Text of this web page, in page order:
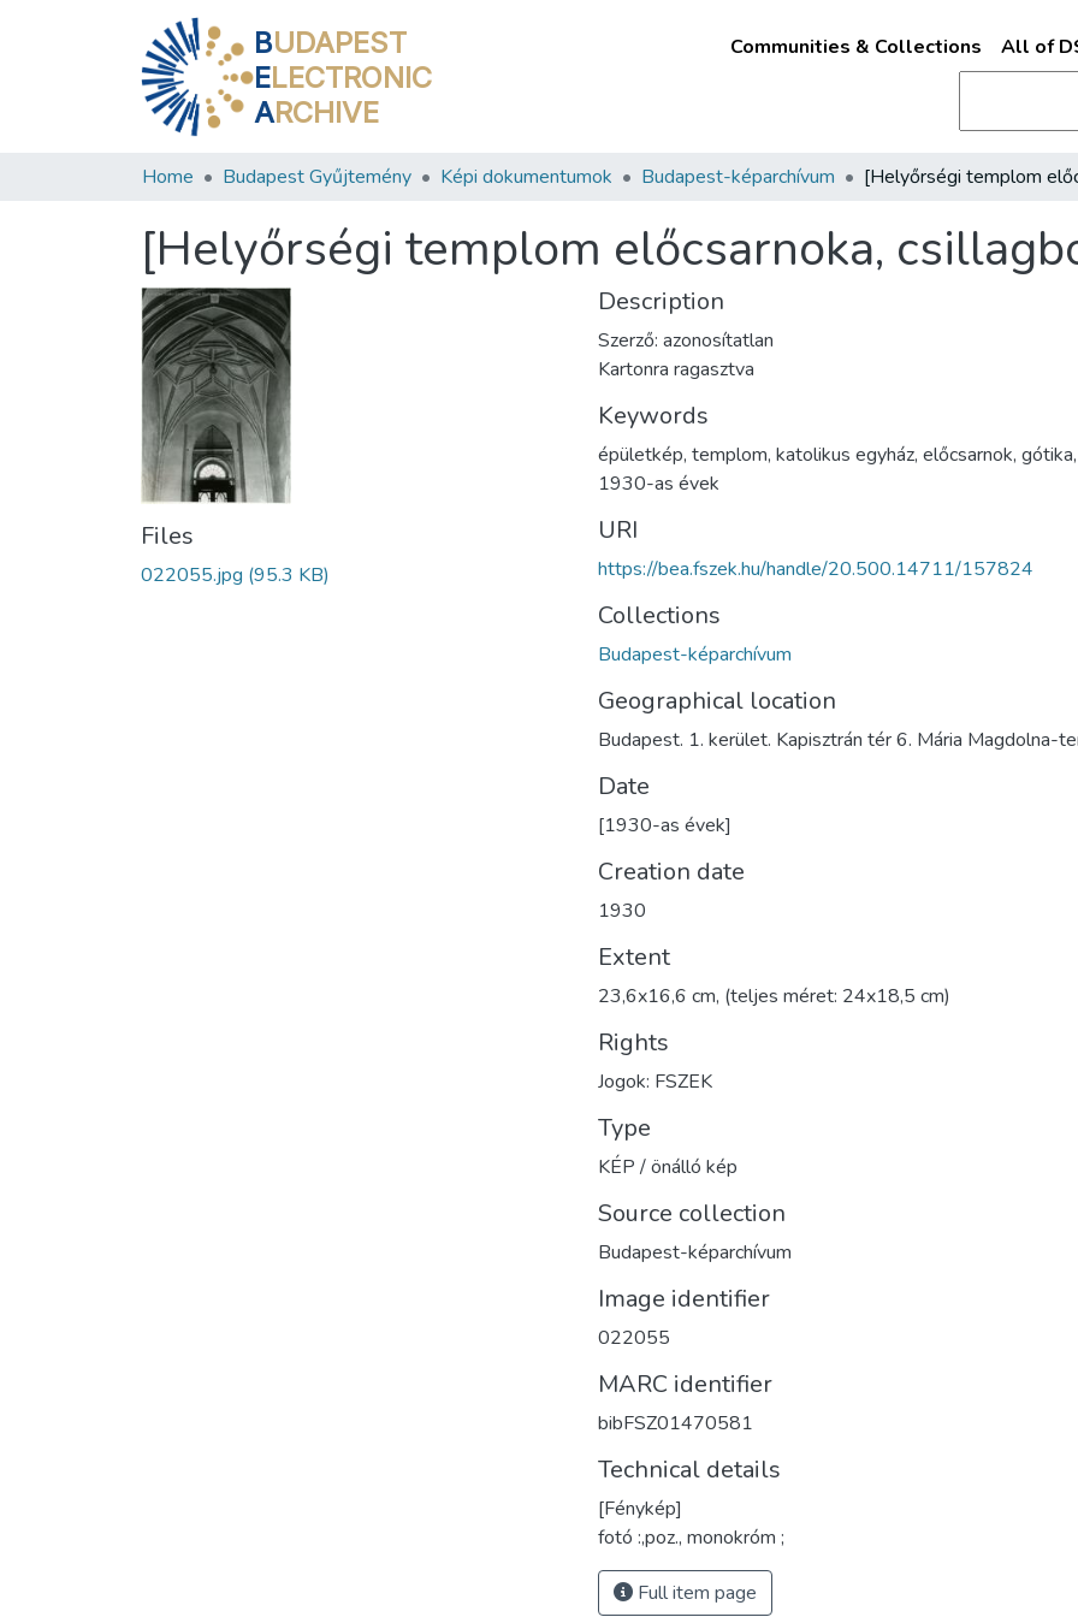
BUDAPEST
ELECTRONIC
ARCHIVE
Communities & Collections All of
Home Budapest Gyűjtemény Képi dokumentumok Budapest-képarchívum
[Helyőrségi templom előcsarnoka,
Files
022055.jpg (95.3 KB)
Description
Szerző: azonosítatlan
Kartonra ragasztva
Keywords
épületkép, templom, katolikus egyház, előcsarnok, gótika,
1930-as évek
URI
https://bea.fszek.hu/handle/20.500.14711/157824
Collections
Budapest-képarchívum
Geographical location
Budapest. 1. kerület. Kapisztrán tér 6. Mária Magdolna-
Date
[1930-as évek]
Creation date
1930
Extent
23,6x16,6 cm, (teljes méret: 24x18,5 cm)
Rights
Jogok: FSZEK
Type
KÉP / önálló kép
Source collection
Budapest-képarchívum
Image identifier
022055
MARC identifier
bibFSZ01470581
Technical details
[Fénykép]
fotó :,poz., monokróm ;
Full item page